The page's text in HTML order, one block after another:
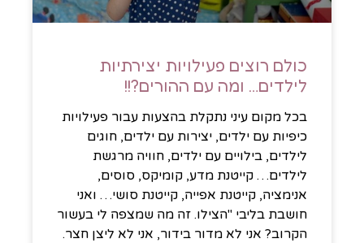
כולם רוצים פעילויות יצירתיות
לילדים… ומה עם ההורים?!!
בכל מקום עיני נתקלת בהצעות עבור פעילויות
כיפיות עם ילדים, יצירות עם ילדים, חוגים
לילדים, בילויים עם ילדים, חוויה מרגשת
לילדים… קייטנת מדע, קומיקס, סוסים,
אנימציה, קייטנת אפייה, קייטנת סושי… ואני
חושבת בליבי "הצילו. זה מה שמצפה לי בעשור
הקרוב? אני לא מדור בידור, אני לא ליצן חצר.